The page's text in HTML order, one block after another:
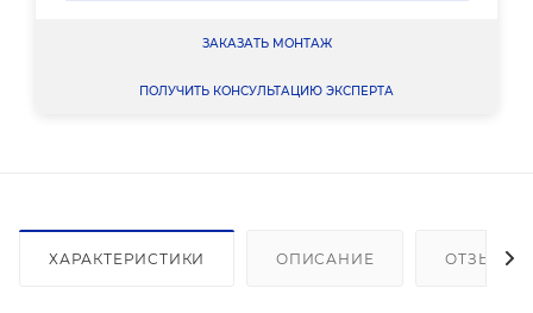
ЗАКАЗАТЬ МОНТАЖ
ПОЛУЧИТЬ КОНСУЛЬТАЦИЮ ЭКСПЕРТА
ХАРАКТЕРИСТИКИ ОПИСАНИЕ ОТЗЫВЫ